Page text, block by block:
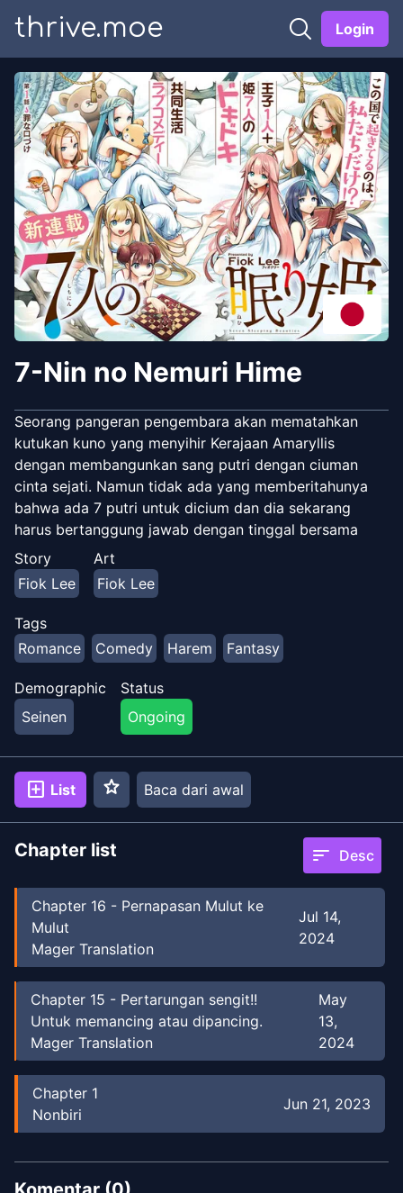
thrive.moe Login
7-Nin no Nemuri Hime
Seorang pangeran pengembara akan mematahkan
kutukan kuno yang menyihir Kerajaan Amaryllis
dengan membangunkan sang putri dengan ciuman
cinta sejati. Namun tidak ada yang memberitahunya
bahwa ada 7 putri untuk dicium dan dia sekarang
harus bertanggung jawab dengan tinggal bersama
mereka sementara mereka mencari tahu mengapa
penduduk Amaryllis tidak dapat bangun. Akankah
mereka mencapai kebahagiaan selamanya?
Story
Fiok Lee
Art
Fiok Lee
Tags
Romance
Comedy Harem Fantasy
Demographic
Seinen
Status
Ongoing
add_box List star Baca dari awal
Chapter list sort Desc
Chapter 16 - Pernapasan Mulut ke
Mulut
Mager Translation
Jul 14,
2024
Chapter 15 - Pertarungan sengit!!
Untuk memancing atau dipancing.
Mager Translation
May
13,
2024
Chapter 1
Nonbiri
Jun 21, 2023